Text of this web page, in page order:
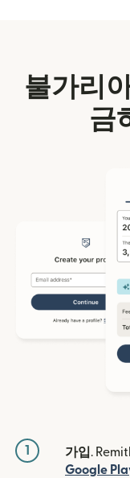
불가리
금
1 가입.
Google